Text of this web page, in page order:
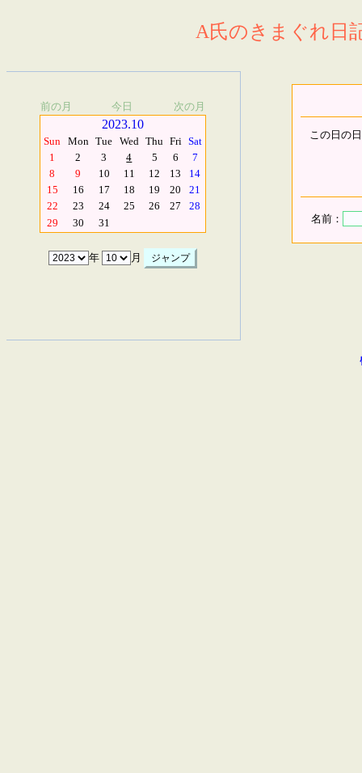
A氏のきまぐれ日
前の月 今日 次の月
2023.10
Sun Mon Tue Wed Thu Fri Sat
1
2 3 4 5 6
7
8
9 10 11 12 13
14
15
16 17 18 19 20
21
22
23 24 25 26 27
28
29
30 31
年 月
この日の
名前：